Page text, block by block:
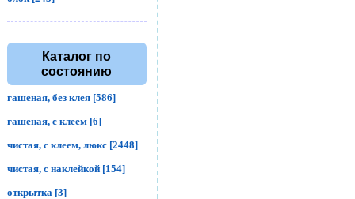
Каталог по
состоянию
гашеная, без клея [586]
гашеная, с клеем [6]
чистая, с клеем, люкс [2448]
чистая, с наклейкой [154]
открытка [3]